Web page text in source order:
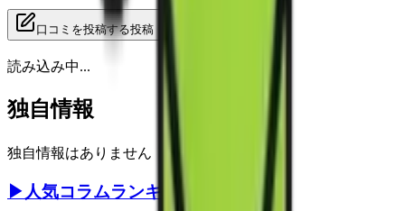
口コミを投稿する投稿
読み込み中...
独自情報
独自情報はありません
▶ 人気コラムランキング